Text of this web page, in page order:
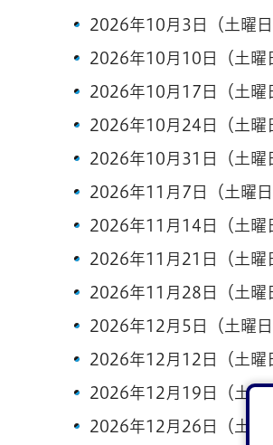
2026年10月3日（土曜日
2026年10月10日（土曜
2026年10月17日（土曜
2026年10月24日（土曜
2026年10月31日（土曜
2026年11月7日（土曜日
2026年11月14日（土曜
2026年11月21日（土曜
2026年11月28日（土曜
2026年12月5日（土曜日
2026年12月12日（土曜
2026年12月19日（土曜
2026年12月26日（土曜